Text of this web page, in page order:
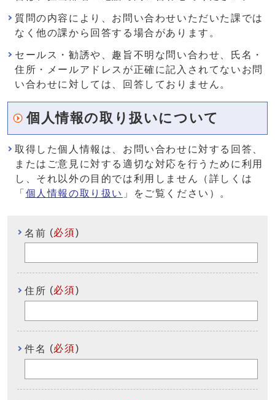
質問の内容により、お問い合わせいただいた課では
なく他の課から回答する場合があります。
セールス・勧誘や、趣旨不明な問い合わせ、氏名・
住所・メールアドレスが正確に記入されてないお問
い合わせに対しては、回答しておりません。
個人情報の取り扱いについて
取得した個人情報は、お問い合わせに対する回答、
またはご意見に対する適切な対応を行うために利用
し、それ以外の目的では利用しません（詳しくは
「 個人情報の取り扱い 」をご覧ください）。
名前 (必須)
住所 (必須)
件名 (必須)